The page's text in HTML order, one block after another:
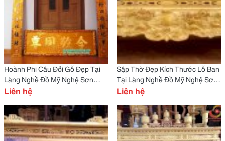
Hoành Phi Câu Đối Gỗ Đẹp Tại
Làng Nghề Đồ Mỹ Nghệ Sơn
Đồng
Liên hệ
Sập Thờ Đẹp Kích Thước Lỗ Ban
Tại Làng Nghề Đồ Mỹ Nghệ Sơn
Đồng
Liên hệ